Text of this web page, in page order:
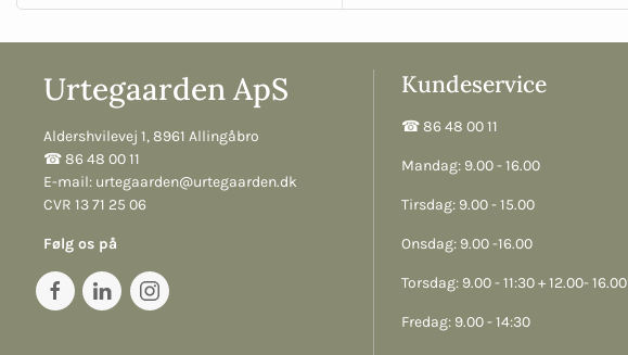
Urtegaarden ApS
Aldershvilevej 1, 8961 Allingåbro
☎︎ 86 48 00 11
E-mail: urtegaarden@urtegaarden.dk
CVR 13 71 25 06
Følg os på
Kundeservice
☎︎ 86 48 00 11
Mandag: 9.00 - 16.00
Tirsdag: 9.00 - 15.00
Onsdag: 9.00 -16.00
Torsdag: 9.00 - 11:30 + 12.00- 16.00
Fredag: 9.00 - 14:30